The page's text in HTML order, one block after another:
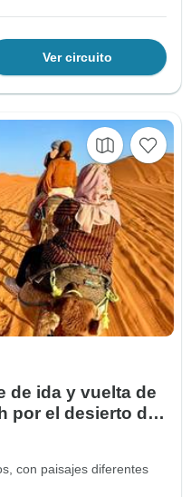
Ver circuito
de ida y vuelta de
por el desierto de
camello
con paisajes diferentes